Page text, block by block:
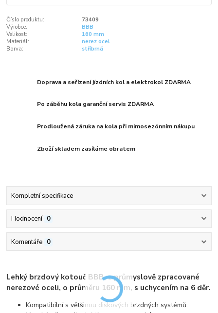
Číslo produktu:
73409
Výrobce:
BBB
Velikost:
160 mm
Materiál:
nerez ocel
Barva:
stříbrná
Doprava a seřízení jízdních kol a elektrokol ZDARMA
Po záběhu kola garanční servis ZDARMA
Prodloužená záruka na kola při mimosezónním nákupu
Zboží skladem zasíláme obratem
Kompletní specifikace
Hodnocení 0
Komentáře 0
Lehký brzdový kotouč BBB, z průmyslově zpracované
nerezové oceli, o průměru 160 mm, s uchycením na 6 děr.
Kompatibilní s většinou diskových brzdných systémů.